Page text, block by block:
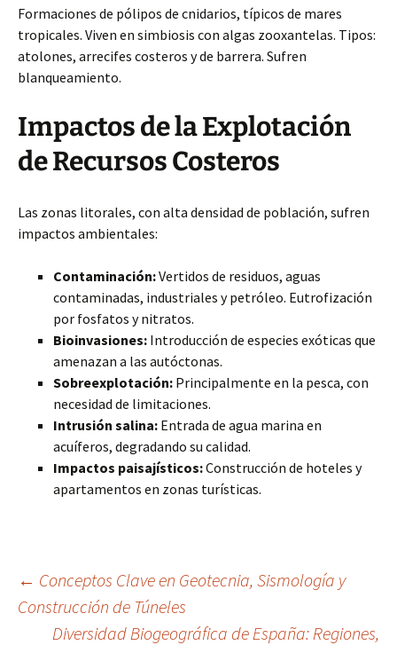
Formaciones de pólipos de cnidarios, típicos de mares
tropicales. Viven en simbiosis con algas zooxantelas. Tipos:
atolones, arrecifes costeros y de barrera. Sufren
blanqueamiento.
Impactos de la Explotación
de Recursos Costeros
Las zonas litorales, con alta densidad de población, sufren
impactos ambientales:
Contaminación:Vertidos de residuos, aguas
contaminadas, industriales y petróleo. Eutrofización
por fosfatos y nitratos.
Bioinvasiones: Introducción de especies exóticas que
amenazan a las autóctonas.
Sobreexplotación: Principalmente en la pesca, con
necesidad de limitaciones.
Intrusión salina: Entrada de agua marina en
acuíferos, degradando su calidad.
Impactos paisajísticos:Construcción de hoteles y
apartamentos en zonas turísticas.
Navegación
← Conceptos Clave en Geotecnia, Sismología y
Construcción de Túneles
Diversidad Biogeográfica de España: Regiones,